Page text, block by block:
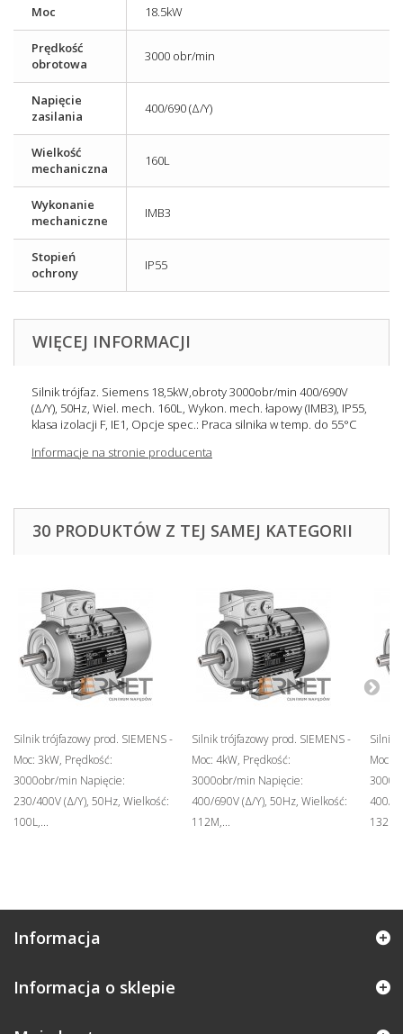
Moc 18.5kW
Prędkość
obrotowa
3000 obr/min
Napięcie
zasilania
400/690 (Δ/Y)
Wielkość
mechaniczna
160L
Wykonanie
mechaniczne
IMB3
Stopień
ochrony
IP55
WIĘCEJ INFORMACJI
Silnik trójfaz. Siemens 18,5kW,obroty 3000obr/min 400/690V
(Δ/Y), 50Hz, Wiel. mech. 160L, Wykon. mech. łapowy (IMB3), IP55,
klasa izolacji F, IE1, Opcje spec.: Praca silnika w temp. do 55°C
Informacje na stronie producenta
30 PRODUKTÓW Z TEJ SAMEJ KATEGORII
Silnik trójfazowy prod. SIEMENS -
Moc: 3kW, Prędkość:
3000obr/min Napięcie:
230/400V (Δ/Y), 50Hz, Wielkość:
100L,...
Silnik trójfazowy prod. SIEMENS -
Moc: 4kW, Prędkość:
3000obr/min Napięcie:
400/690V (Δ/Y), 50Hz, Wielkość:
112M,...
Silnik
Moc:
400/
Informacja
Informacja o sklepie